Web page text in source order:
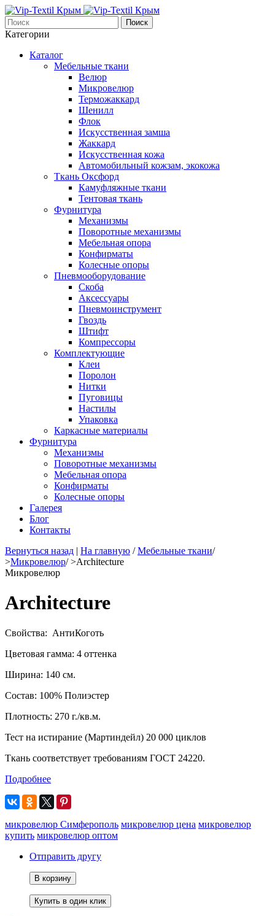
Поиск
Категории
Каталог
Мебельные ткани
Велюр
Микровелюр
Терможаккард
Шенилл
Флок
Искусственная замша
Жаккард
Искусственная кожа
Автомобильный кожзам, экокожа
Ткань Оксфорд
Камуфляжные ткани
Тентовая ткань
Фурнитура
Механизмы
Поворотные механизмы
Мебельная опора
Конфирматы
Колесные опоры
Пневмооборудование
Скоба
Аксессуары
Пневмоинструмент
Гвоздь
Штифт
Компрессоры
Комплектующие
Клеи
Поролон
Нитки
Пуговицы
Настилы
Упаковка
Каркасные материалы
Фурнитура
Механизмы
Поворотные механизмы
Мебельная опора
Конфирматы
Колесные опоры
Галерея
Блог
Контакты
Вернуться назад | На главную / Мебельные ткани/
>Микровелюр/>Architecture
Микровелюр
Architecture
Свойства: АнтиКоготь
Цветовая гамма: 4 оттенка
Ширина: 140 см.
Состав: 100% Полиэстер
Плотность: 270 г./кв.м.
Тест на истирание (Мартиндейл) 20 000 циклов
Ткань соответствует требованиям ГОСТ 24220.
Подробнее
микровелюр Симферополь микровелюр цена микровелюр
купить микровелюр оптом
Отправить другу
В корзину